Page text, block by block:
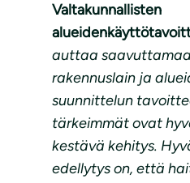
Valtakunnallisten
auttaa
rakennuslain ja
suunnittelun
tärkeimmät ovat
kestävä kehitys.
edellytys on, että